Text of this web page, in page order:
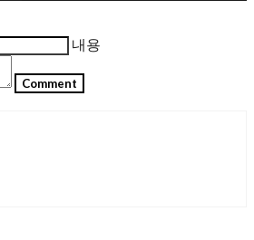
내용
Comment